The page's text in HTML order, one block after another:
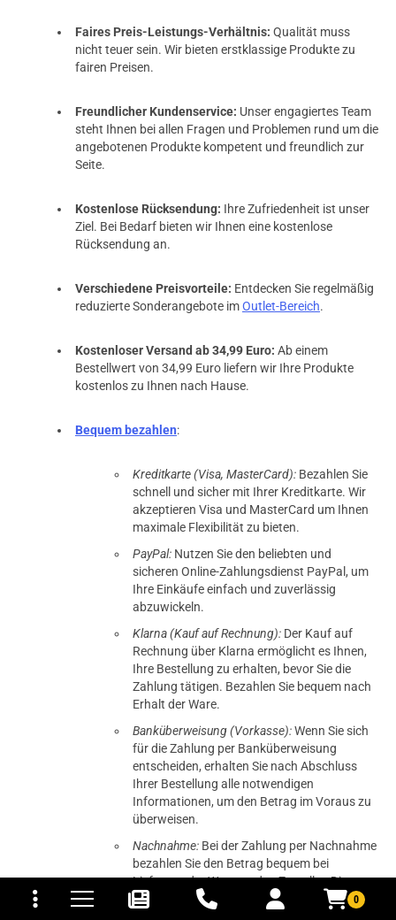
0
und Versandkosten
Faires Preis-Leistungs-Verhältnis: Qualität muss
nicht teuer sein. Wir bieten erstklassige Produkte zu
fairen Preisen.
Freundlicher Kundenservice: Unser engagiertes Team
steht Ihnen bei allen Fragen und Problemen rund um die
angebotenen Produkte kompetent und freundlich zur
Seite.
Kostenlose Rücksendung: Ihre Zufriedenheit ist unser
Ziel. Bei Bedarf bieten wir Ihnen eine kostenlose
Rücksendung an.
Verschiedene Preisvorteile: Entdecken Sie regelmäßig
reduzierte Sonderangebote imOutlet-Bereich.
Kostenloser Versand ab 34,99 Euro: Ab einem
Bestellwert von 34,99 Euro liefern wir Ihre Produkte
kostenlos zu Ihnen nach Hause.
Bequem bezahlen:
Kreditkarte (Visa, MasterCard): Bezahlen Sie
schnell und sicher mit Ihrer Kreditkarte. Wir
akzeptieren Visa und MasterCard um Ihnen
maximale Flexibilität zu bieten.
PayPal: Nutzen Sie den beliebten und
sicheren Online-Zahlungsdienst PayPal, um
Ihre Einkäufe einfach und zuverlässig
abzuwickeln.
Klarna (Kauf auf Rechnung): Der Kauf auf
Rechnung über Klarna ermöglicht es Ihnen,
Ihre Bestellung zu erhalten, bevor Sie die
Zahlung tätigen. Bezahlen Sie bequem nach
Erhalt der Ware.
Banküberweisung (Vorkasse):Wenn Sie sich
für die Zahlung per Banküberweisung
entscheiden, erhalten Sie nach Abschluss
Ihrer Bestellung alle notwendigen
Informationen, um den Betrag im Voraus zu
überweisen.
Nachnahme: Bei der Zahlung per Nachnahme
bezahlen Sie den Betrag bequem bei
Lieferung der Ware an den Zusteller. Dies
bietet eine einfache und sichere